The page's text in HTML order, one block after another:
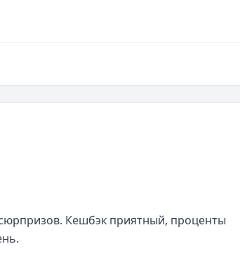
Кешбэк приятный, проценты